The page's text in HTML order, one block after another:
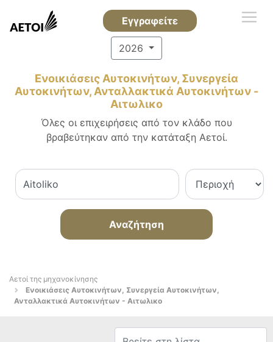
Εγγραφείτε
2026
Ενοικιάσεις Αυτοκινήτων, Συνεργεία
Αυτοκινήτων, Ανταλλακτικά Αυτοκινήτων -
Αιτωλικο
Όλες οι επιχειρήσεις από τον κλάδο που
βραβεύτηκαν από την κατάταξη Αετοί.
Αναζήτηση
Αετοί της μηχανοκίνησης
Ενοικιάσεις Αυτοκινήτων, Συνεργεία Αυτοκινήτων,
Ανταλλακτικά Αυτοκινήτων - Αιτωλικο